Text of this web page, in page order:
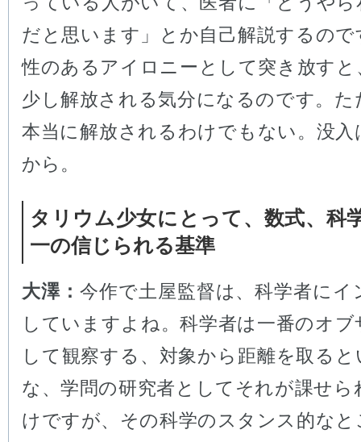
だと思います」とか自己解説するので
性のあるアイロニーとして突き放すと
少し解放される気分になるのです。た
本当に解放されるわけでもない。没入
から。
タリウム少女にとって、数式、科
一の信じられる基準
大澤： 今作で土屋監督は、科学者にイ
していますよね。科学者は一番のオブ
して観察する、対象から距離を取ると
な、学問の研究者としてそれが課せら
けですが、その科学のスタンス的なと